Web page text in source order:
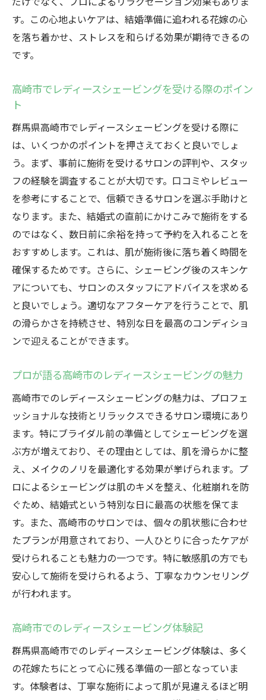
レディースシェービングで自信を持てる写
真写りに
ブライダルシェービングを受けるなら高崎市で
高崎市が選ばれる理由：ブライダルシェー
ビングの魅力
レディースシェービングで特別な一日を迎
える準備
高崎市のシェービングで得られる安心感と
満足感
ブライダルシェービングを高崎市で選ぶメ
リット
高崎市でのシェービング体験がもたらす効
果
特別な一日を迎えるために高崎市でのシェ
ービングを
気の理由
レディースシェービングが結婚式準備で選
ばれる理由
高崎市で人気のレディースシェービングの
ポイント
特別な日を迎えるために必要なシェービン
グとは
高崎市で選ばれるレディースシェービング
の特長
人気のレディースシェービングで特別な一
日を迎える
高崎市のレディースシェービングが支持さ
高崎市で叶えるシェービングで滑らか肌を手に
入れる方法
レディースシェービングで実現する滑らか
肌の秘訣
す。この心地よいケアは、結婚準備に追われる花嫁の心
を落ち着かせ、ストレスを和らげる効果が期待できるの
です。
高崎市でレディースシェービングを受ける際のポイン
ト
群馬県高崎市でレディースシェービングを受ける際に
は、いくつかのポイントを押さえておくと良いでしょ
う。まず、事前に施術を受けるサロンの評判や、スタッ
フの経験を調査することが大切です。口コミやレビュー
を参考にすることで、信頼できるサロンを選ぶ手助けと
なります。また、結婚式の直前にかけこみで施術をする
のではなく、数日前に余裕を持って予約を入れることを
おすすめします。これは、肌が施術後に落ち着く時間を
確保するためです。さらに、シェービング後のスキンケ
アについても、サロンのスタッフにアドバイスを求める
と良いでしょう。適切なアフターケアを行うことで、肌
の滑らかさを持続させ、特別な日を最高のコンディショ
ンで迎えることができます。
プロが語る高崎市のレディースシェービングの魅力
高崎市でのレディースシェービングの魅力は、プロフェ
ッショナルな技術とリラックスできるサロン環境にあり
ます。特にブライダル前の準備としてシェービングを選
ぶ方が増えており、その理由としては、肌を滑らかに整
え、メイクのノリを最適化する効果が挙げられます。プ
ロによるシェービングは肌のキメを整え、化粧崩れを防
ぐため、結婚式という特別な日に最高の状態を保てま
す。また、高崎市のサロンでは、個々の肌状態に合わせ
たプランが用意されており、一人ひとりに合ったケアが
受けられることも魅力の一つです。特に敏感肌の方でも
安心して施術を受けられるよう、丁寧なカウンセリング
が行われます。
高崎市でのレディースシェービング体験記
群馬県高崎市でのレディースシェービング体験は、多く
の花嫁たちにとって心に残る準備の一部となっていま
す。体験者は、丁寧な施術によって肌が見違えるほど明